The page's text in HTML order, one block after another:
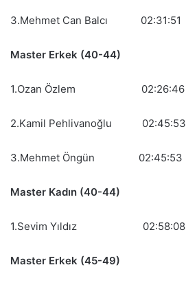
3.Mehmet Can Balcı 02:31:51
Master Erkek (40-44)
1.Ozan Özlem 02:26:46
2.Kamil Pehlivanoğlu 02:45:53
3.Mehmet Öngün 02:45:53
Master Kadın (40-44)
1.Sevim Yıldız 02:58:08
Master Erkek (45-49)